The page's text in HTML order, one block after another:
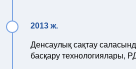
2013 ж.
Денсаулық сақтау
басқару технологиялары,